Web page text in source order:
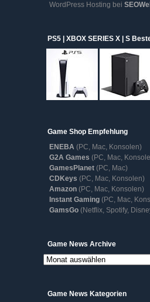
WordPress Hosting bei
PS5 | XBOX SERIES X | S
Game Shop Empfehlung
ENEBA (PC, Mac, Konsolen)
G2A Games (PC, Mac,
GamesPlanet (PC, Mac)
CDKeys (PC, Mac, Konsolen)
Amazon (PC, Mac, Konsolen)
Instant Gaming (PC, Mac,
GamsGo (Netflix, Spotify,
Game News ArchiveGame
News
Archive
Game News Kategorien